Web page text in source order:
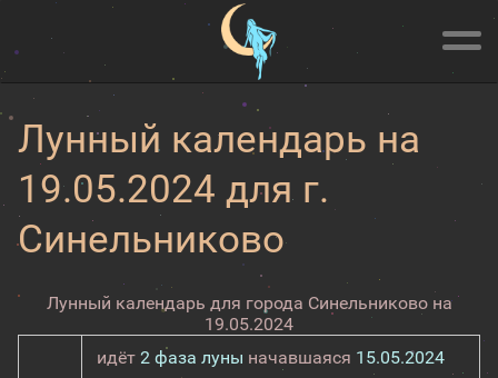
Лунный календарь на
19.05.2024 для г.
Синельниково
Лунный календарь для города Синельниково на
19.05.2024
идёт 2 фаза луны начавшаяся 15.05.2024